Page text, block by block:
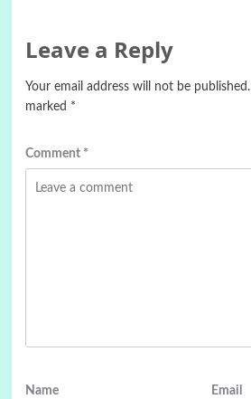
Leave a Reply
Your email address will not be published.
marked *
Comment *
Name Email